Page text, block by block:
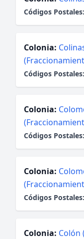
Códigos Postales:
Colonia:
Códigos Postales:
Colonia:
Códigos Postales:
Colonia:
Códigos Postales:
Colonia: Colón